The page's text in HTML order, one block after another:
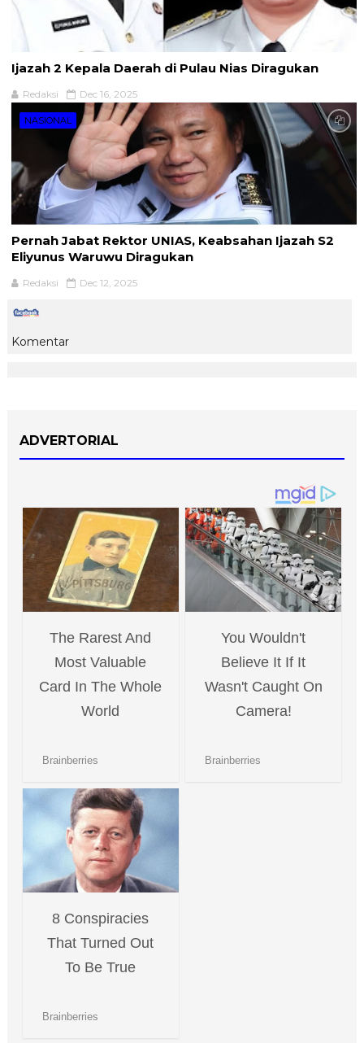
Ijazah 2 Kepala Daerah di Pulau Nias Diragukan
Redaksi Dec 16, 2025
NASIONAL
Pernah Jabat Rektor UNIAS, Keabsahan Ijazah S2
Eliyunus Waruwu Diragukan
Redaksi Dec 12, 2025
Komentar
ADVERTORIAL